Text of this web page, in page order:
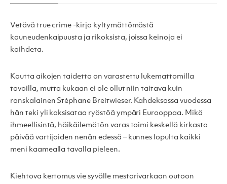
Vetävä true crime -kirja kyltymättömästä
kauneudenkaipuusta ja rikoksista, joissa keinoja ei
kaihdeta.
Kautta aikojen taidetta on varastettu lukemattomilla
tavoilla, mutta kukaan ei ole ollut niin taitava kuin
ranskalainen Stéphane Breitwieser. Kahdeksassa vuodessa
hän teki yli kaksisataa ryöstöä ympäri Eurooppaa. Mikä
ihmeellisintä, häikäilemätön varas toimi keskellä kirkasta
päivää vartijoiden nenän edessä – kunnes lopulta kaikki
meni kaamealla tavalla pieleen.
Kiehtova kertomus vie syvälle mestarivarkaan outoon